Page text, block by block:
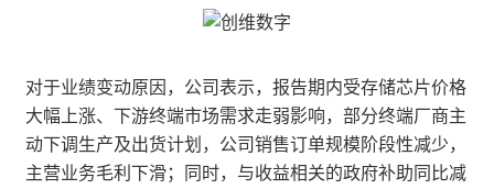
对于业绩变动原因，公司表示，报告期内受存储芯片价格
大幅上涨、下游终端市场需求走弱影响，部分终端厂商主
动下调生产及出货计划，公司销售订单规模阶段性减少，
主营业务毛利下滑；同时，与收益相关的政府补助同比减